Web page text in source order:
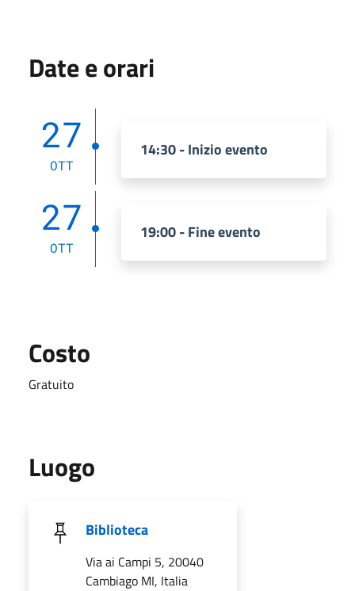
Date e orari
27
OTT
14:30 - Inizio evento
27
OTT
19:00 - Fine evento
Costo
Gratuito
Luogo
Biblioteca
Via ai Campi 5, 20040
Cambiago MI, Italia